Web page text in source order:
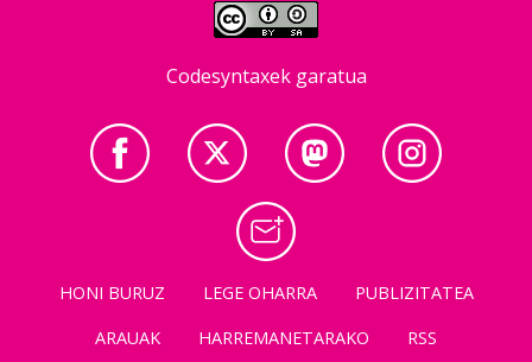
Codesyntaxek garatua
HONI BURUZ LEGE OHARRA
PUBLIZITATEA
ARAUAK
HARREMANETARAKO RSS